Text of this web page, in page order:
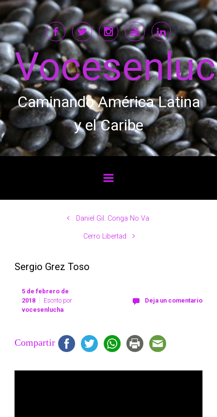
Saltar al contenido principal
Caminando América Latina
y el Caribe
Daniel Gil. Conga No Va
Cerro Libertad
Sergio Grez Toso
5 de febrero de
2018
Escrito por
vocesenlucha
Deja un comentario
Compartir